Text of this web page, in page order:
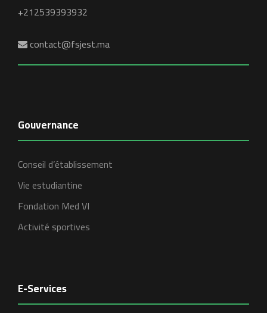
+212539393932
contact@fsjest.ma
Gouvernance
Conseil d’établissement
Vie estudiantine
Fondation Med VI
Activité sportives
E-Services